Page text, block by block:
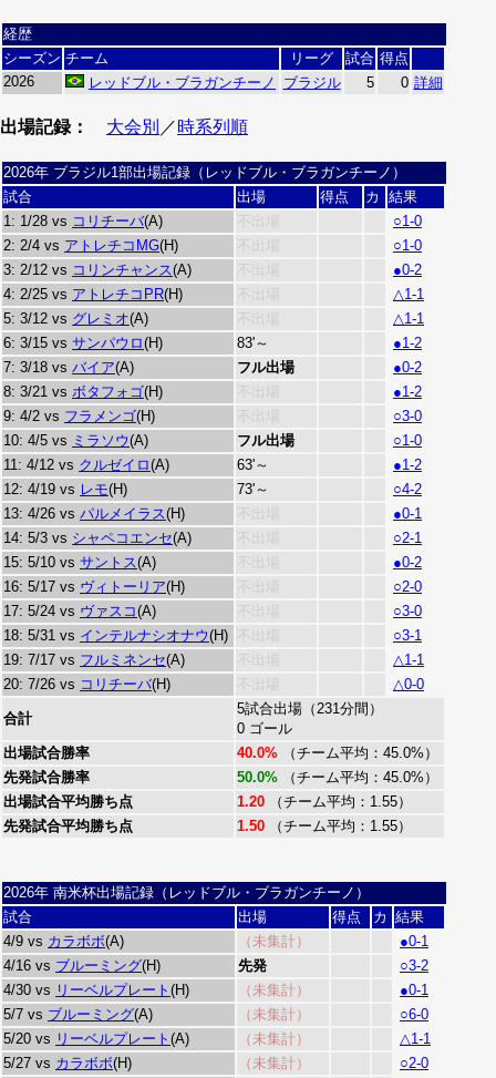
経歴
シーズン チーム リーグ 試合 得点
2026
レッドブル・ブラガンチーノ ブラジル 5 0 詳細
出場記録： 大会別 ／時系列順
2026年 ブラジル1部出場記録（レッドブル・ブラガンチーノ）
試合
出場 得点 カ
結果
1: 1/28 vs コリチーバ(A) 不出場
○1-0
2: 2/4 vs アトレチコMG(H) 不出場
○1-0
3: 2/12 vs コリンチャンス(A) 不出場
●0-2
4: 2/25 vs アトレチコPR(H) 不出場
△1-1
5: 3/12 vs グレミオ(A) 不出場
△1-1
6: 3/15 vs サンパウロ(H) 83'～
●1-2
7: 3/18 vs バイア(A) フル出場
●0-2
8: 3/21 vs ボタフォゴ(H) 不出場
●1-2
9: 4/2 vs フラメンゴ(H) 不出場
○3-0
10: 4/5 vs ミラソウ(A) フル出場
○1-0
11: 4/12 vs クルゼイロ(A) 63'～
●1-2
12: 4/19 vs レモ(H) 73'～
○4-2
13: 4/26 vs パルメイラス(H) 不出場
●0-1
14: 5/3 vs シャペコエンセ(A) 不出場
○2-1
15: 5/10 vs サントス(A) 不出場
●0-2
16: 5/17 vs ヴィトーリア(H) 不出場
○2-0
17: 5/24 vs ヴァスコ(A) 不出場
○3-0
18: 5/31 vs インテルナシオナウ(H) 不出場
○3-1
19: 7/17 vs フルミネンセ(A) 不出場
△1-1
20: 7/26 vs コリチーバ(H) 不出場 △0-0
合計
5試合出場（231分間）
0 ゴール
出場試合勝率
40.0% （チーム平均：45.0%）
先発試合勝率
50.0% （チーム平均：45.0%）
出場試合平均勝ち点
1.20 （チーム平均：1.55）
先発試合平均勝ち点
1.50 （チーム平均：1.55）
2026年 南米杯出場記録（レッドブル・ブラガンチーノ）
試合
出場 得点 カ 結果
4/9 vs カラボボ(A) （未集計）
●0-1
4/16 vs ブルーミング(H) 先発
○3-2
4/30 vs リーベルプレート (H) （未集計）
●0-1
5/7 vs ブルーミング(A) （未集計）
○6-0
5/20 vs リーベルプレート (A) （未集計）
△1-1
5/27 vs カラボボ(H) （未集計）
○2-0